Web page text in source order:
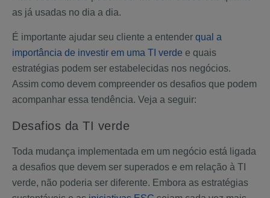
as já usadas no dia a dia.
É importante ajudar seu cliente a entender qual a
importância de investir em uma TI verde e quais
estratégias podem ser estabelecidas nos negócios.
Assim como devem compreender os desafios que podem
acompanhar essa tendência. Veja a seguir:
Desafios da TI verde
Toda mudança implementada em um negócio está ligada
a desafios que devem ser superados e em relação à TI
verde, não poderia ser diferente. Embora as estratégias